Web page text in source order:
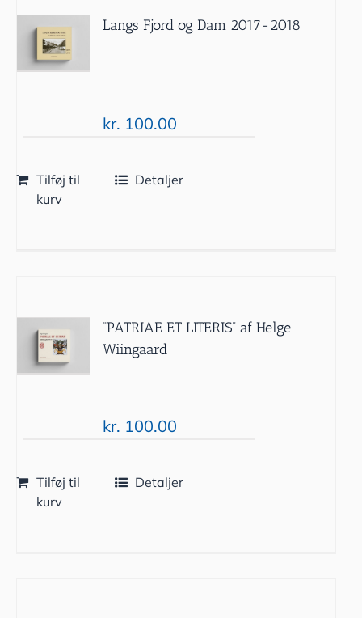
Langs Fjord og Dam 2017-2018
kr. 100.00
Tilføj til
kurv
Detaljer
“PATRIAE ET LITERIS” af Helge
Wiingaard
kr. 100.00
Tilføj til
kurv
Detaljer